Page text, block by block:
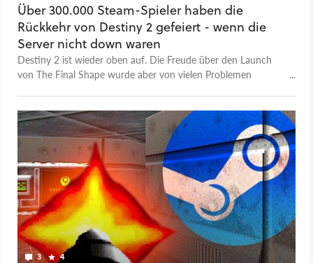
Über 300.000 Steam-Spieler haben die
Rückkehr von Destiny 2 gefeiert - wenn die
Server nicht down waren
Destiny 2 ist wieder oben auf. Die Freude über den Launch
von The Final Shape wurde aber von vielen Problemen
3 4